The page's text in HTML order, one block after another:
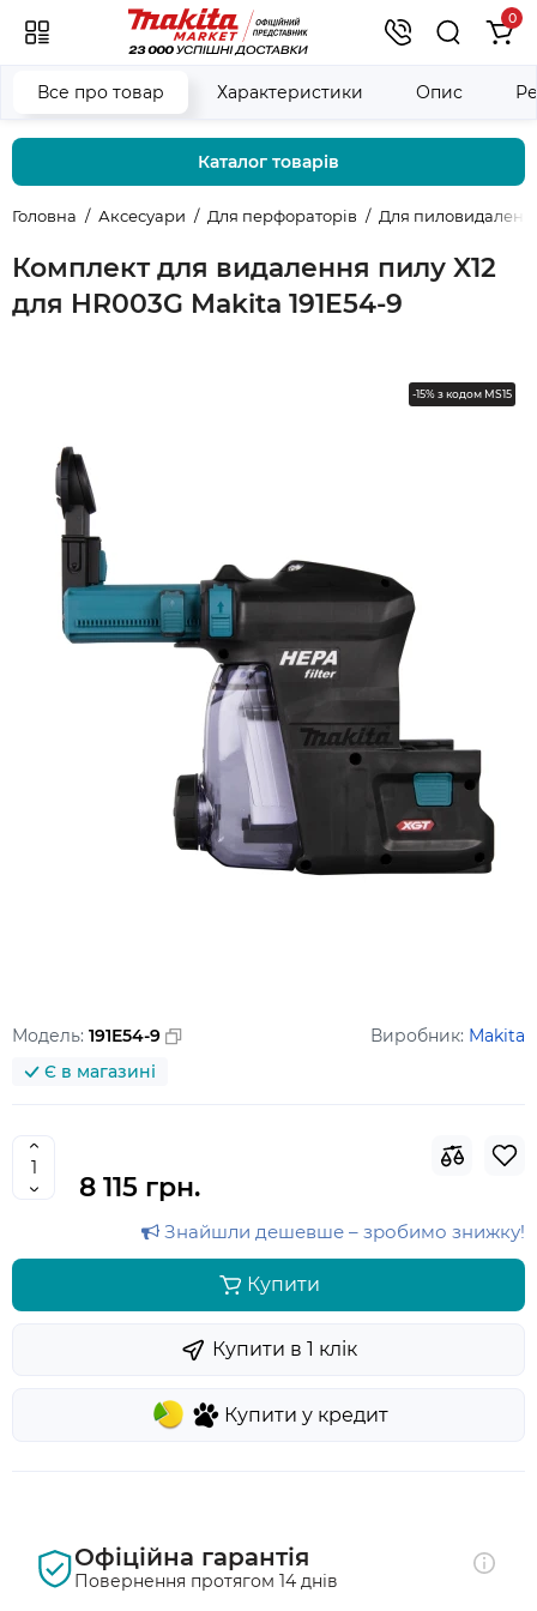
0
Каталог товарів
Головна Аксесуари Для перфораторів Для
Комплект для видалення пилу X12
для HR003G Makita 191E54-9
Все про товар Характеристики Опис
-15% з кодом MS15
Модель: 191E54-9 Виробник: Makita
Є в магазині
8 115 грн.
Знайшли дешевше – зробимо знижку!
Купити
Купити у кредит
Купити в 1 клiк
Офіційна гарантія
Повернення протягом 14 днів